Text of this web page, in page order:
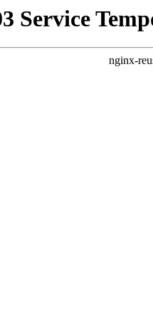
Service
nginx-